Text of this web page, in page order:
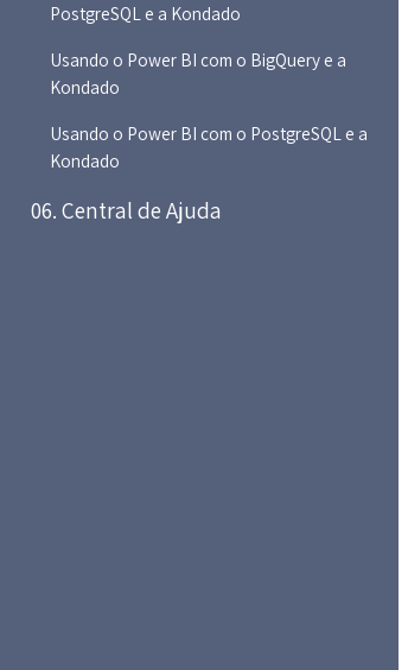
PostgreSQL e a Kondado
Usando o Power BI com o BigQuery e a
Kondado
Usando o Power BI com o PostgreSQL e a
Kondado
06. Central de Ajuda